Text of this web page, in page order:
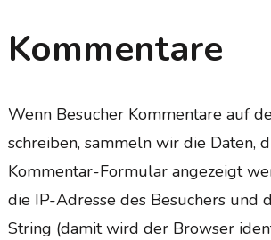
Kommentare
Wenn Besucher Kommentare auf
schreiben, sammeln wir die Daten,
Kommentar-Formular angezeigt
die IP-Adresse des Besuchers und
String (damit wird der Browser